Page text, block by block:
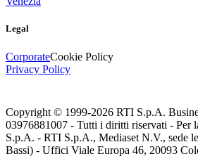
Legal
CorporateCookie Policy
Privacy Policy
Copyright © 1999-2026 RTI S.p.A.
03976881007 - Tutti i diritti riservati - Per
S.p.A. - RTI S.p.A., Mediaset N.V., sede
Bassi) - Uffici Viale Europa 46, 20093